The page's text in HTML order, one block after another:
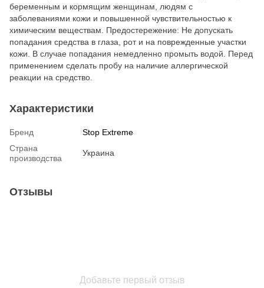
беременным и кормящим женщинам, людям с
заболеваниями кожи и повышенной чувствительностью к
химическим веществам. Предостережение: Не допускать
попадания средства в глаза, рот и на поврежденные участки
кожи. В случае попадания немедленно промыть водой. Перед
применением сделать пробу на наличие аллергической
реакции на средство.
Характеристики
Бренд
Stop Extreme
Страна
производства
Украина
Отзывы
Добавьте первый отзыв